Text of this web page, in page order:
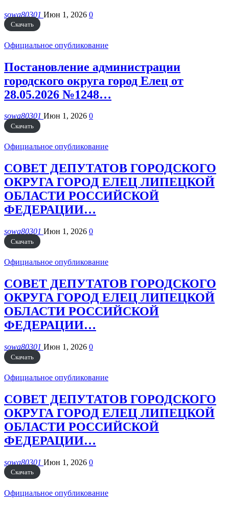
sowa80301 Июн 1, 2026 0
Скачать
Официальное опубликование
Постановление администрации
городского округа город Елец от
28.05.2026 №1248…
sowa80301 Июн 1, 2026 0
Скачать
Официальное опубликование
СОВЕТ ДЕПУТАТОВ ГОРОДСКОГО
ОКРУГА ГОРОД ЕЛЕЦ ЛИПЕЦКОЙ
ОБЛАСТИ РОССИЙСКОЙ
ФЕДЕРАЦИИ…
sowa80301 Июн 1, 2026 0
Скачать
Официальное опубликование
СОВЕТ ДЕПУТАТОВ ГОРОДСКОГО
ОКРУГА ГОРОД ЕЛЕЦ ЛИПЕЦКОЙ
ОБЛАСТИ РОССИЙСКОЙ
ФЕДЕРАЦИИ…
sowa80301 Июн 1, 2026 0
Скачать
Официальное опубликование
СОВЕТ ДЕПУТАТОВ ГОРОДСКОГО
ОКРУГА ГОРОД ЕЛЕЦ ЛИПЕЦКОЙ
ОБЛАСТИ РОССИЙСКОЙ
ФЕДЕРАЦИИ…
sowa80301 Июн 1, 2026 0
Скачать
Официальное опубликование